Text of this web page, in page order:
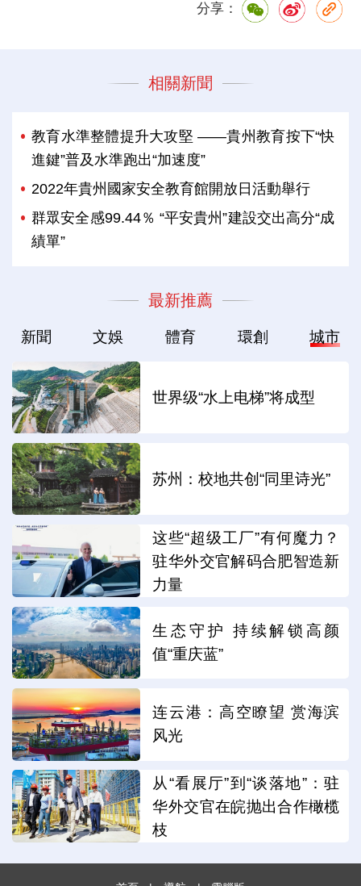
分享：
相關新聞
教育水準整體提升大攻堅 ——貴州教育按下“快
進鍵”普及水準跑出“加速度”
2022年貴州國家安全教育館開放日活動舉行
群眾安全感99.44％ “平安貴州”建設交出高分“成
績單”
最新推薦
新聞 文娛 體育 環創 城市
世界级“水上电梯”将成型
苏州：校地共创“同里诗光”
这些“超级工厂”有何魔力？
驻华外交官解码合肥智造新
力量
生态守护 持续解锁高颜
值“重庆蓝”
连云港：高空瞭望 赏海滨
风光
从“看展厅”到“谈落地”：驻
华外交官在皖抛出合作橄榄
枝